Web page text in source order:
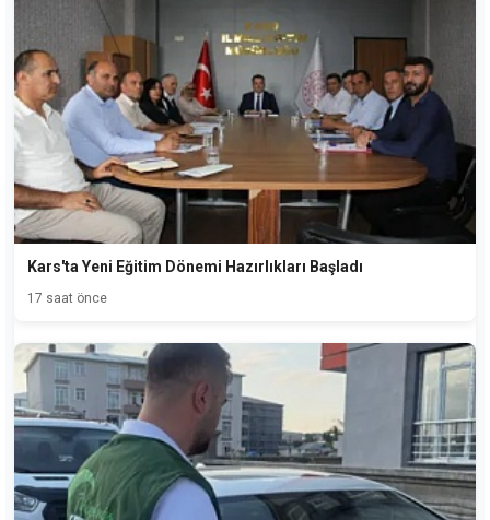
Kars'ta Yeni Eğitim Dönemi Hazırlıkları Başladı
17 saat önce